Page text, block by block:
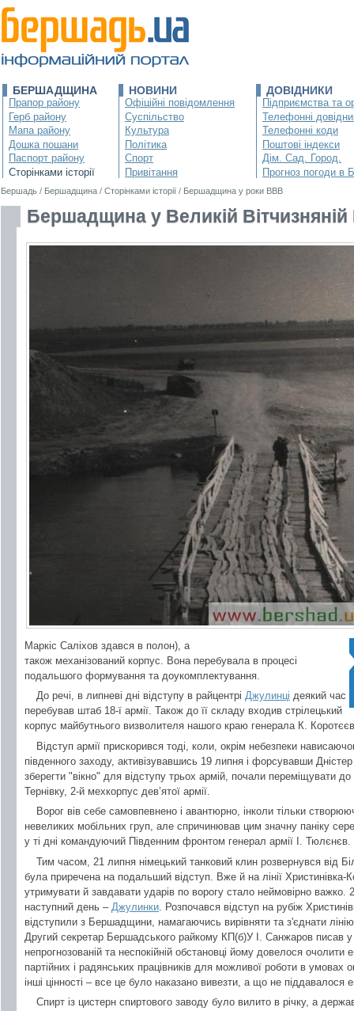
БЕРШАДЩИНА
Прапор району
Герб району
Мапа району
Дошка пошани
Паспорт району
Сторінками історії
НОВИНИ
Офіційні повідомлення
Суспільство
Культура
Політика
Спорт
Привітання
ДОВІДНИКИ
Підприємства та
Телефонні
Телефонні коди
Поштові індекси
Дім. Сад. Город.
Прогноз погоди в
Бершадь / Бершадщина / Сторінками історії / Бершадщина у роки ВВВ
Бершадщина у Великій Вітчизняній
Маркіс Саліхов здався в полон), а
також механізований корпус. Вона перебувала в процесі
подальшого формування та доукомплектування.
До речі, в липневі дні відступу в райцентрі Джулинці деякий час
перебував штаб 18-ї армії. Також до її складу входив стрілецький
корпус майбутнього визволителя нашого краю генерала К.
Відступ армії прискорився тоді, коли, окрім небезпеки
південного заходу, активізувавшись 19 липня і форсувавши
зберегти "вікно" для відступу трьох армій, почали переміщувати
Тернівку, 2-й мехкорпус дев’ятої армії.
Ворог вів себе самовпевнено і авантюрно, інколи тільки
невеликих мобільних груп, але спричинював цим значну паніку
у ті дні командуючий Південним фронтом генерал армії І. Тюлєнєв.
Тим часом, 21 липня німецький танковий клин розвернувся від
була приречена на подальший відступ. Вже й на лінії Христинівка-
утримувати й завдавати ударів по ворогу стало неймовірно важко.
наступний день – Джулинки . Розпочався відступ на рубіж
відступили з Бершадщини, намагаючись вирівняти та з'єднати
Другий секретар Бершадського райкому КП(б)У І. Санжаров писав у
непрогнозованій та неспокійній обстановці йому довелося очолити
партійних і радянських працівників для можливої роботи в умовах
інші цінності – все це було наказано вивезти, а що не піддавалося
Спирт із цистерн спиртового заводу було вилито в річку, а